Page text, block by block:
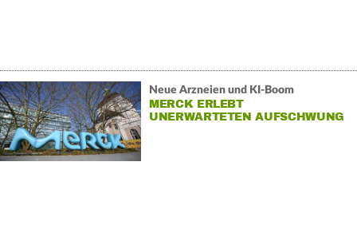
Neue Arzneien und KI-Boom
MERCK ERLEBT
UNERWARTETEN AUFSCHWUNG